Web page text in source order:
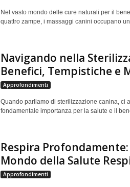
Nel vasto mondo delle cure naturali per il
quattro zampe, i massaggi canini occupano
Navigando nella
Benefici, Tempistiche e
Approfondimenti
Quando parliamo di sterilizzazione canina, ci
fondamentale importanza per la salute e il
Respira
Mondo della Salute
Approfondimenti